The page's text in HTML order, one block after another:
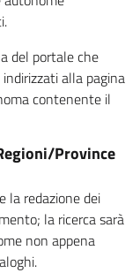
del portale che
alla pagina
contenente il
Province
la redazione dei
la ricerca sarà
non appena